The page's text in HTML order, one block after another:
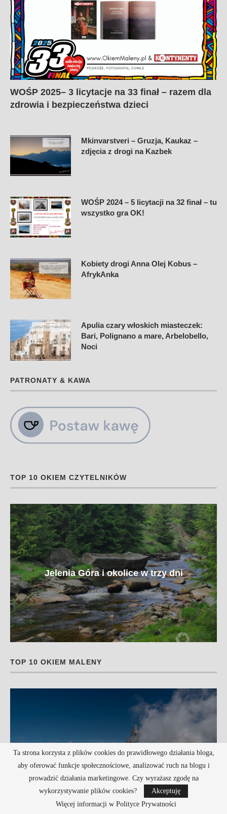
WOŚP 2025– 3 licytacje na 33 finał – razem dla
zdrowia i bezpieczeństwa dzieci
Mkinvarstveri – Gruzja, Kaukaz –
zdjęcia z drogi na Kazbek
WOŚP 2024 – 5 licytacji na 32 finał – tu
wszystko gra OK!
Kobiety drogi Anna Olej Kobus –
AfrykAnka
Apulia czary włoskich miasteczek:
Bari, Polignano a mare, Arbelobello,
Noci
PATRONATY & KAWA
TOP 10 OKIEM CZYTELNIKÓW
Jelenia Góra i okolice w trzy dni
TOP 10 OKIEM MALENY
Courmayeur – Skyway Monte Bianco
Ta strona korzysta z plików cookies do prawidłowego działania bloga,
aby oferować funkcje społecznościowe, analizować ruch na blogu i
prowadzić działania marketingowe. Czy wyrażasz zgodę na
wykorzystywanie plików cookies?
Akceptuję
Więcej informacji w Polityce Prywatności